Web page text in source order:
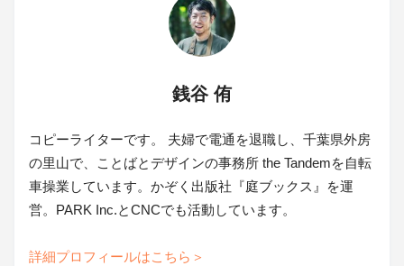
銭谷 侑
コピーライターです。 夫婦で電通を退職し、千葉県外房
の里山で、ことばとデザインの事務所 the Tandemを自転
車操業しています。かぞく出版社『庭ブックス』を運
営。PARK Inc.とCNCでも活動しています。
詳細プロフィールはこちら＞